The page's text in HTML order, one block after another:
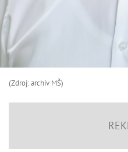
(Zdroj: archív MŠ)